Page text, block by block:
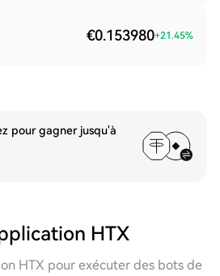
€0.153980+21.45%
pour gagner jusqu'à
HTX
HTX pour exécuter des bots de